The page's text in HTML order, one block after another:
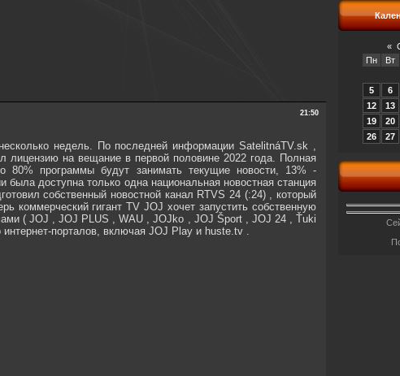
21:50
недель. По последней информации SatelitnáTV.sk ,
лицензию на вещание в первой половине 2022 года. Полная
80% программы будут занимать текущие новости, 13% -
доступна только одна национальная новостная станция
собственный новостной канал RTVS 24 (:24) , который
гигант TV JOJ хочет запустить собственную
( JOJ , JOJ PLUS , WAU , JOJko , JOJ Šport , JOJ 24 , Ťuki
порталов, включая JOJ Play и huste.tv .
«
Пн
Вт
5
6
12
13
19
20
26
27